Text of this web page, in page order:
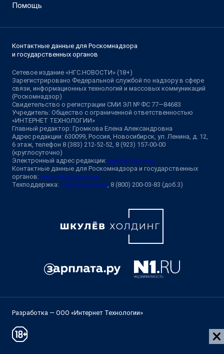
Помощь
Контактные данные для Роскомнадзора
и государственных органов
Сетевое издание «НГС.НОВОСТИ» (18+)
Зарегистрировано Федеральной службой по надзору в сфере
связи, информационных технологий и массовых коммуникаций
(Роскомнадзор)
Свидетельство о регистрации СМИ ЭЛ № ФС 77—84683
Учредитель: Общество с ограниченной ответственностью
«ИНТЕРНЕТ ТЕХНОЛОГИИ»
Главный редактор: Громкова Елена Александровна
Адрес редакции: 630099, Россия, Новосибирск, ул. Ленина, д. 12,
6 этаж, телефон 8 (383) 212-52-52, 8 (923) 157-00-00
(круглосуточно)
Электронный адрес редакции: ngs@shkulev.ru
Контактные данные для Роскомнадзора и государственных
органов: juristnsk@shkulev.ru
Техподдержка: help@shkulev.ru , 8 (800) 200-03-83 (доб.3)
Разработка — ООО «Интернет Технологии»